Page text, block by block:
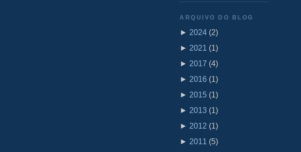
ARQUIVO DO BLOG
► 2024 (2)
► 2021 (1)
► 2017 (4)
► 2016 (1)
► 2015 (1)
► 2013 (1)
► 2012 (1)
► 2011 (5)